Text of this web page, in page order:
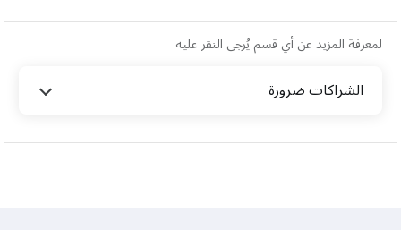
لمعرفة المزيد عن أي قسم يُرجى النقر عليه
الشراكات ضرورة